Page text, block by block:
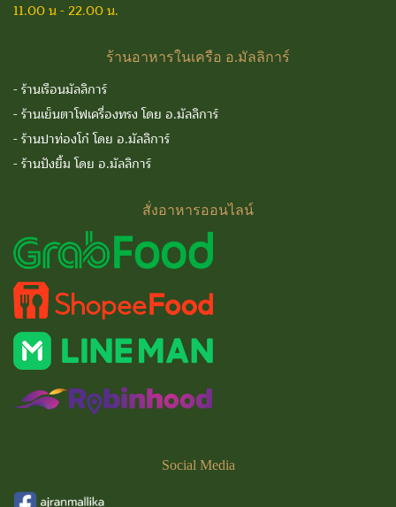
11.00 น - 22.00 น.
ร้านอาหารในเครือ อ.มัลลิการ์
-ร้านเรือนมัลลิการ์
-ร้านเย็นตาโฟเครื่องทรง โดย อ.มัลลิการ์
-ร้านปาท่องโก๋ โดย อ.มัลลิการ์
-ร้านปังยิ้ม โดย อ.มัลลิการ์
สั่งอาหารออนไลน์
Social Media